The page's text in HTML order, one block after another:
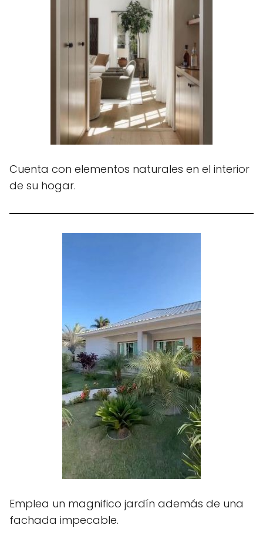
Cuenta con elementos naturales en el interior
de su hogar.
Emplea un magnifico jardín además de una
fachada impecable.